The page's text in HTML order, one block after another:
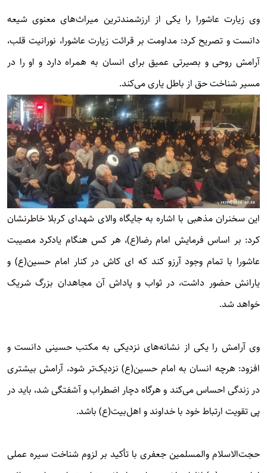
وی زیارت عاشورا را یکی از ارزشمندترین میراث‌های معنوی شیعه
دانست و تصریح کرد: مداومت بر قرائت زیارت عاشورا، نورانیت قلب،
آرامش روحی و بصیرتی عمیق برای انسان به همراه دارد و او را در
مسیر شناخت حق از باطل یاری می‌کند.
این سخنران مذهبی با اشاره به جایگاه والای شهدای کربلا خاطرنشان
کرد: بر اساس فرمایش امام رضا(ع)، هر کس هنگام یادکرد مصیبت
عاشورا با تمام وجود آرزو کند که ای کاش در کنار امام حسین(ع) و
یارانش حضور داشت، در ثواب و پاداش آن مجاهدان بزرگ شریک
خواهد شد.
وی آرامش را یکی از نشانه‌های نزدیکی به مکتب حسینی دانست و
افزود: هرچه انسان به امام حسین(ع) نزدیک‌تر شود، آرامش بیشتری
در زندگی احساس می‌کند و هرگاه دچار اضطراب و آشفتگی شد، باید در
پی تقویت ارتباط خود با خداوند و اهل‌بیت(ع) باشد.
حجت‌الاسلام والمسلمین جعفری با تأکید بر لزوم شناخت سیره عملی